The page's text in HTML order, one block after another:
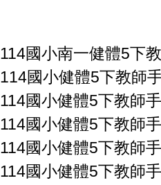
114國小南一健體5下
114國小健體5下教師
114國小健體5下教師
114國小健體5下教師
114國小健體5下教師
114國小健體5下教師